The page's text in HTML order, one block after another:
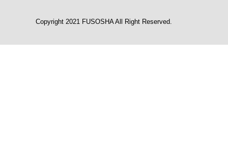
Copyright 2021 FUSOSHA All Right Reserved.